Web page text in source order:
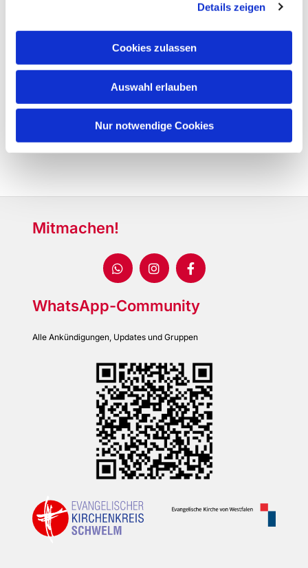
Details zeigen
Cookies zulassen
Auswahl erlauben
Nur notwendige Cookies
Mitmachen!
WhatsApp-Community
Alle Ankündigungen, Updates und Gruppen